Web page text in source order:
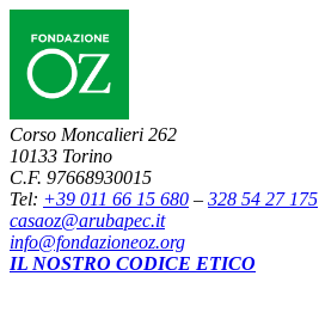
Corso Moncalieri 262
10133 Torino
C.F. 97668930015
Tel: +39 011 66 15 680 – 328 54 27 175
casaoz@arubapec.it
info@fondazioneoz.org
IL NOSTRO CODICE ETICO